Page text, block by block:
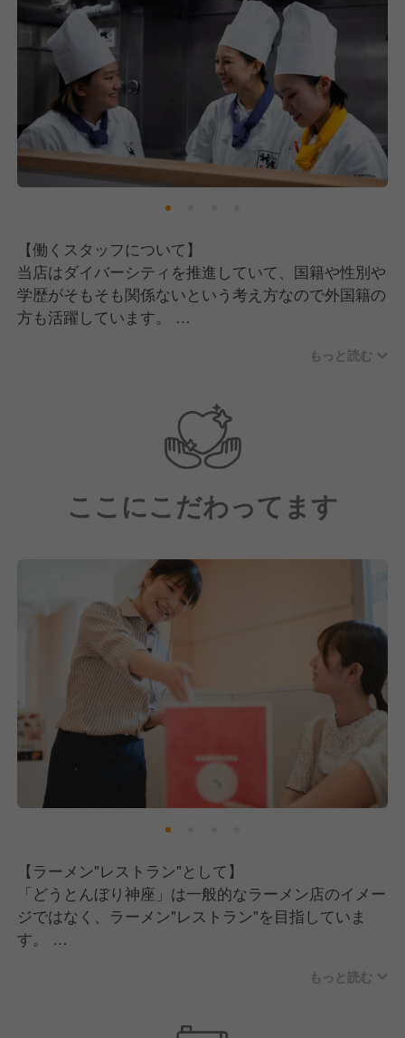
当初は関西エリアを中心に店舗展開をしてきました
が、現在は関東エリアや海外にも出店を進めており、
順調に事業拡大中！
そして私たちは、どうとんぼり神座が「どこにでも」
あるようにしたいと考えています。
その背景には、まだまだ解決されていない日本国内の
貧困問題にあります。
それを解決するために、どうとんぼり神座が「どこに
でも」あれば、おなかをすかせた子どもたちのサポー
トを24時間365日、どこの店舗でも行っていきたいと
本気で考えています。
だからこそ私たちは、「明るく楽しい社会づくりに貢
献する」為に"日本一"のラーメンレストランを目指し
【働くスタッフについて】
当店はダイバーシティを推進していて、国籍や性別や
学歴がそもそも関係ないという考え方なので外国籍の
方も活躍しています。
経験層でいうとラーメン業態やチェーン業態の方だけ
そのほか飲食完全未経験として、アパレルや全く違う
業界出身の方が多いのも特徴の一つといえます。
また、キャスト(店舗で勤務する社員さん)やパート・
アルバイトさんを含めてお話しすると、女性比率が全
女性比率が高いのはラーメン業界でいうと珍しいかも
しれませんが、店長やマネージャーとして活躍してい
る方も多いです！
【職場の雰囲気について】
「美味しい食事は清潔な店内から」という方針のも
と、とにかく店内とキッチンは綺麗です。
そのため、働くスタッフも気持ちよく仕事ができるか
と思います。
また、大きな特徴としていえるのが「役職者が周りを
よく見てくれている」ので横のつながりが強いことで
す。
みんなでコミュニケーションをとっているので、浮い
たスタッフがいることもない仲の良い現場かと思いま
す。
もっと読む
ここにこだわってます
【ラーメン"レストラン"として】
「どうとんぼり神座」は一般的なラーメン店のイメー
ジではなく、ラーメン"レストラン"を目指していま
す。
そのため、ライバルはラーメン屋さんや飲食店ではな
だからこそ当店では商品力だけではなく、接客・サー
もっと読む